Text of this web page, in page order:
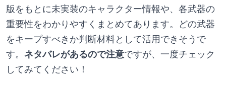
版をもとに未実装のキャラクター情報や、各武器の
重要性をわかりやすくまとめてあります。どの武器
をキープすべきか判断材料として活用できそうで
す。 ネタバレがあるので注意ですが、一度チェック
してみてください！